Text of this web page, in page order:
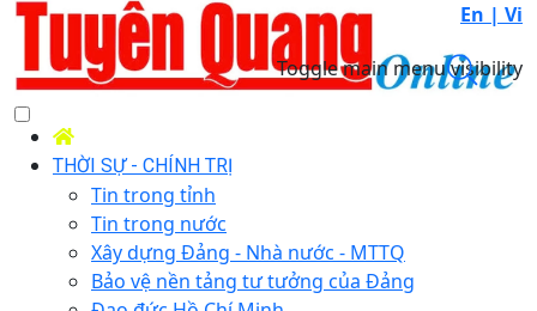
En | Vi
Toggle main menu visibility
THỜI SỰ - CHÍNH TRỊ
Tin trong tỉnh
Tin trong nước
Xây dựng Đảng - Nhà nước - MTTQ
Bảo vệ nền tảng tư tưởng của Đảng